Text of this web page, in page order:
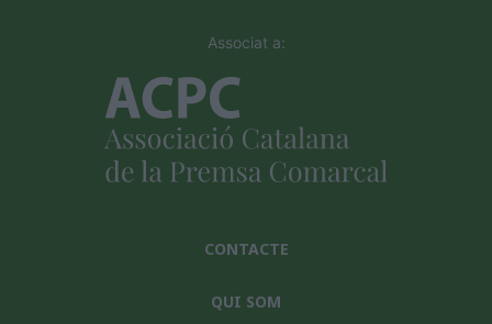
Associat a:
CONTACTE
QUI SOM